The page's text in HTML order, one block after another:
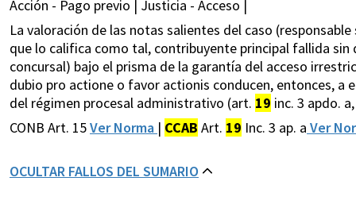
Acción - Pago previo | Justicia - Acceso |
La valoración de las notas salientes del caso
que lo califica como tal, contribuyente principal fallida
concursal) bajo el prisma de la garantía del acceso
dubio pro actione o favor actionis conducen, entonces, a
del régimen procesal administrativo (art. 19 inc. 3 apdo.
CONB Art. 15Ver Norma | CCAB Art. 19 Inc. 3 ap. a Ver
OCULTAR FALLOS DEL SUMARIO